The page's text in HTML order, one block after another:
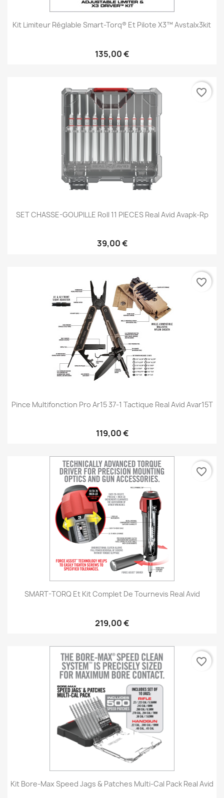
Kit Limiteur Réglable Smart-Torq® Et Pilote X3™ Avstalx3kit
135,00 €
SET CHASSE-GOUPILLE Roll 11 PIECES Real Avid Avapk-Rp
39,00 €
favorite_border
Pince Multifonction Pro Ar15 37-1 Tactique Real Avid Avar15T
119,00 €
favorite_border
SMART-TORQ Et Kit Complet De Tournevis Real Avid
219,00 €
favorite_border
Kit Bore-Max Speed Jags & Patches Multi-Cal Pack Real Avid
favorite_border